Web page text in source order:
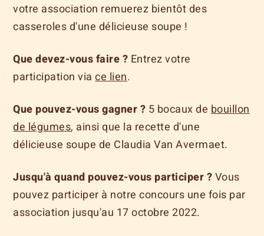
votre association remuerez bientôt des
casseroles d'une délicieuse soupe !
Que devez-vous faire ? Entrez votre
participation viace lien.
Que pouvez-vous gagner ? 5 bocaux de bouillon
de légumes, ainsi que la recette d'une
délicieuse soupe de Claudia Van Avermaet.
Jusqu'à quand pouvez-vous participer ?Vous
pouvez participer à notre concours une fois par
association jusqu'au 17 octobre 2022.